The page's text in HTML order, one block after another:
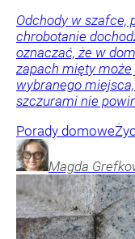
Odchody w szafce,
chrobotanie
oznaczać, że w
zapach mięty
wybranego
szczurami nie
Porady domowe
Magda